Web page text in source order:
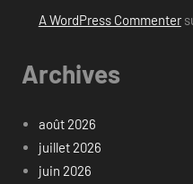
A WordPress Commenter
Archives
août 2026
juillet 2026
juin 2026